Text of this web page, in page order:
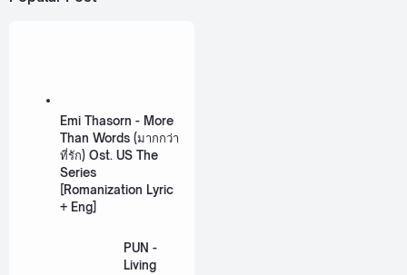
Emi Thasorn - More
Than Words (มากกว่า
ที่รัก) Ost. US The
Series
[Romanization Lyric
+ Eng]
PUN -
Living